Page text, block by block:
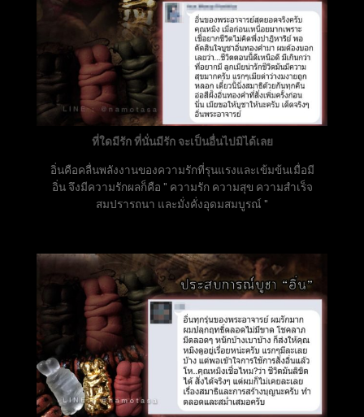
ที่ใดมีรัก ที่นั่นมีรัก จะเป็นอื่นไปมิได้เลย
อิ่นคือคลื่นพลังงานของความรักที่รุนแรงและเข้มข้นเมื่อมี
อิ่น จึงมีความรักผลก็คือ " ความรัก ความสุข ความสำเร็จ
สมปรารถนา และมั่งคั่งอุดมสมบูรณ์ "